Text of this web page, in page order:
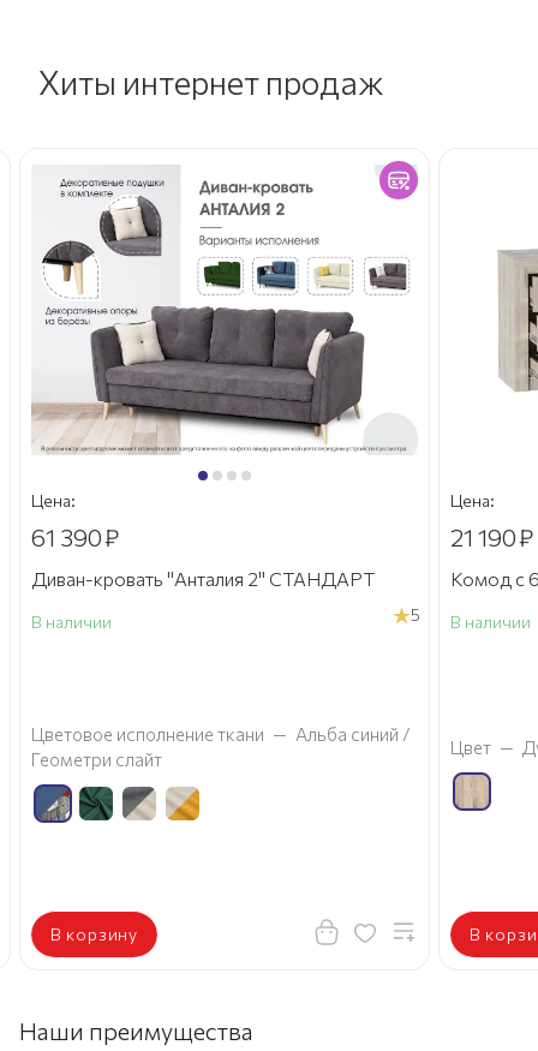
Хиты интернет продаж
Цена:
61 390₽
Диван-кровать "Анталия 2" СТАНДАРТ
В наличии 5
Цветовое исполнение ткани — Альба синий /
Геометри слайт
В корзину
Цена:
21 190₽
Комод с
В наличии
Цвет —
В
Наши преимущества